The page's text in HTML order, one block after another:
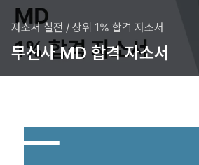
자소서 실전 / 상위 1% 합격 자소서
무신사 MD 합격 자소서